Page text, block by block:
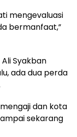
mengevaluasi
bermanfaat,”
Syakban
ada dua perda
dan kota
sekarang